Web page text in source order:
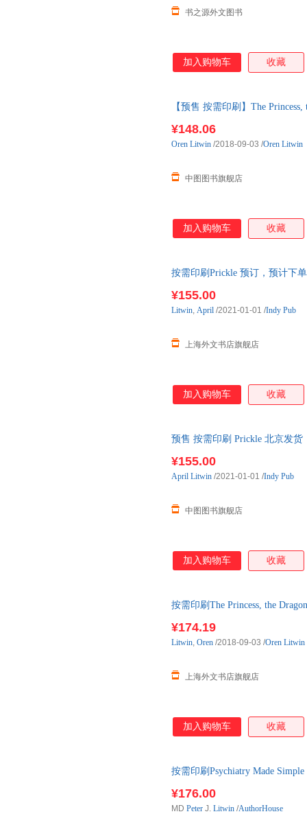
书之源外文图书
加入购物车 收藏
【预售 按需印刷】The
¥148.06
中图图书旗舰店
Oren Litwin /2018-09-03 /Oren Litwin
加入购物车 收藏
按需印刷Prickle 预订，预计下
¥155.00
上海外文书店旗舰店
Litwin, April /2021-01-01 /Indy Pub
加入购物车 收藏
预售 按需印刷 Prickle 北京发货
¥155.00
中图图书旗舰店
April Litwin /2021-01-01 /Indy Pub
加入购物车 收藏
按需印刷The Princess, the
¥174.19
上海外文书店旗舰店
Litwin, Oren /2018-09-03 /Oren Litwin
加入购物车 收藏
按需印刷Psychiatry Made
¥176.00
MD Peter J. Litwin /AuthorHouse